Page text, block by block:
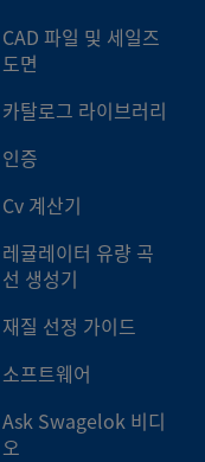
CAD 파일 및 세일즈
도면
카탈로그 라이브러리
인증
Cv 계산기
레귤레이터 유량 곡
선 생성기
재질 선정 가이드
소프트웨어
Ask Swagelok 비디
오